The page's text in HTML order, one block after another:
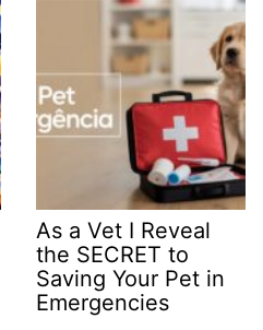
As a Vet I Reveal
the SECRET to
Saving Your Pet in
Emergencies